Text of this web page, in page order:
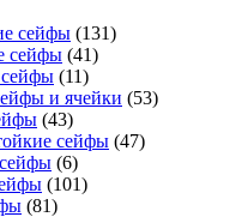
сейфы (131)
сейфы (41)
(11)
и ячейки (53)
(43)
сейфы (47)
(6)
(101)
(81)